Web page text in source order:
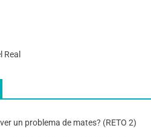
un problema de mates? (RETO 2)